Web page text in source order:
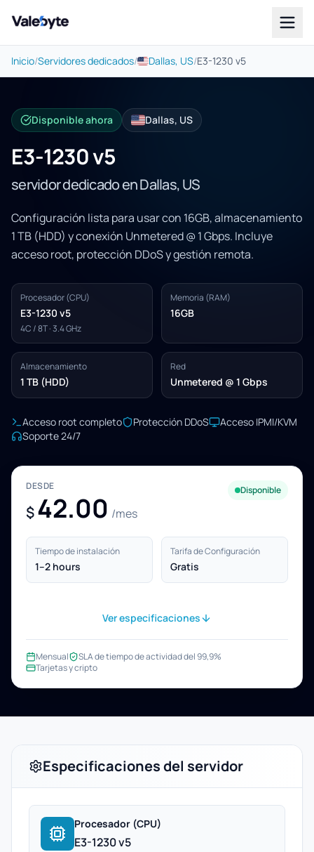
Valebyte
Inicio/Servidores dedicados/ Dallas, US/E3-1230 v5
Disponible ahora Dallas, US
E3-1230 v5
servidor dedicado en Dallas, US
Configuración lista para usar con 16GB, almacenamiento
1 TB (HDD) y conexión Unmetered @ 1 Gbps. Incluye
acceso root, protección DDoS y gestión remota.
Procesador (CPU)
E3-1230 v5
4C / 8T · 3.4 GHz
Memoria (RAM)
16GB
Almacenamiento
1 TB (HDD)
Red
Unmetered @ 1 Gbps
Acceso root completo Protección DDoS
Acceso IPMI/KVM
Soporte 24/7
DESDE
$42.00 /mes
Disponible
Tiempo de instalación
1–2 hours
Tarifa de Configuración
Gratis
Ver especificaciones
Mensual
SLA de tiempo de actividad del 99,9%
Tarjetas y cripto
Especificaciones del servidor
Procesador (CPU)
E3-1230 v5